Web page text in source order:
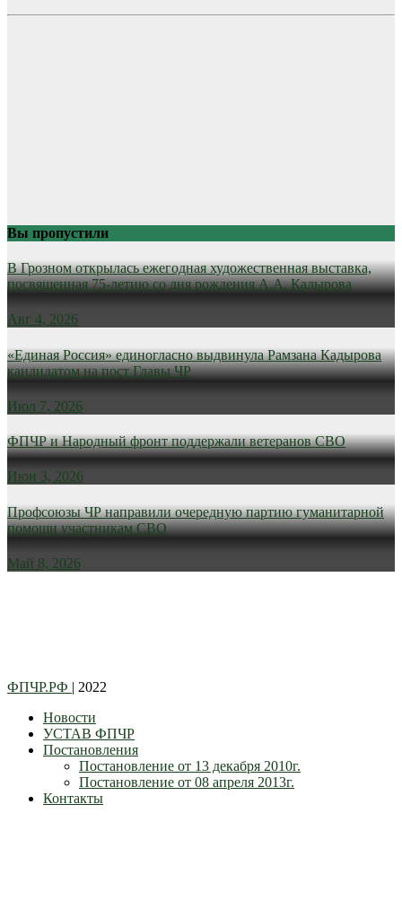
Вы пропустили
В Грозном открылась ежегодная художественная выставка,
посвященная 75-летию со дня рождения А.А. Кадырова
Авг 4, 2026
«Единая Россия» единогласно выдвинула Рамзана Кадырова
кандидатом на пост Главы ЧР
Июл 7, 2026
ФПЧР и Народный фронт поддержали ветеранов СВО
Июн 3, 2026
Профсоюзы ЧР направили очередную партию гуманитарной
помощи участникам СВО
Май 8, 2026
ФПЧР.РФ | 2022
Новости
УСТАВ ФПЧР
Постановления
Постановление от 13 декабря 2010г.
Постановление от 08 апреля 2013г.
Контакты